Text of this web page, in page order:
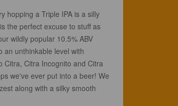
hopping a Triple IPA is a silly
the perfect excuse to stuff as
wildly popular 10.5% ABV
an unthinkable level with
Citra, Citra Incognito and Citra
we've ever put into a beer! We
along with a silky smooth